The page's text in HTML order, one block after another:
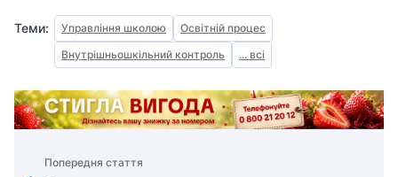
Теми: Управління школою
Освітній процес
Внутрішньошкільний контроль
... всі
Попередня стаття